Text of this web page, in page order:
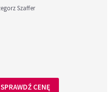
Szaffer
SPRAWDŹ CENĘ